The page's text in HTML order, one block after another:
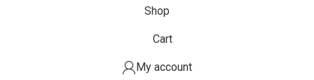
Shop
Cart
My account